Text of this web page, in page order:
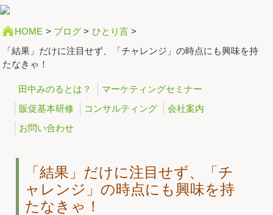
HOME > ブログ > ひとり言 >
「結果」だけに注目せず、「チャレンジ」の時点にも興味を持
たなきゃ！
田中みのるとは？
マーケティングセミナー
販促基本研修
コンサルティング
会社案内
お問い合わせ
「結果」だけに注目せず、「チ
ャレンジ」の時点にも興味を持
たなきゃ！